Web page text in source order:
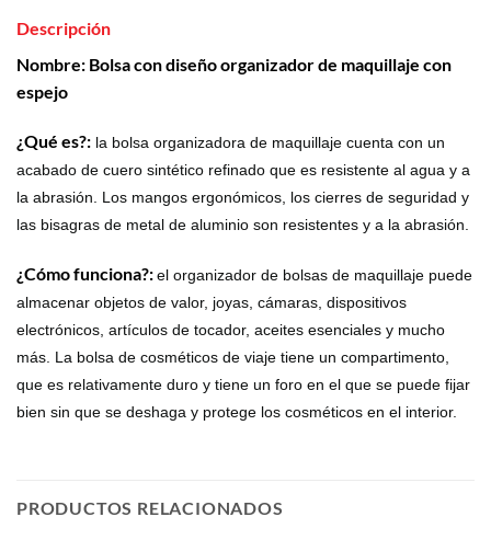
Descripción
Nombre: Bolsa con diseño organizador de maquillaje con
espejo
¿Qué es?: la bolsa organizadora de maquillaje cuenta con un
acabado de cuero sintético refinado que es resistente al agua y a
la abrasión. Los mangos ergonómicos, los cierres de seguridad y
las bisagras de metal de aluminio son resistentes y a la abrasión.
¿Cómo funciona?:el organizador de bolsas de maquillaje puede
almacenar objetos de valor, joyas, cámaras, dispositivos
electrónicos, artículos de tocador, aceites esenciales y mucho
más. La bolsa de cosméticos de viaje tiene un compartimento,
que es relativamente duro y tiene un foro en el que se puede fijar
bien sin que se deshaga y protege los cosméticos en el interior.
PRODUCTOS RELACIONADOS